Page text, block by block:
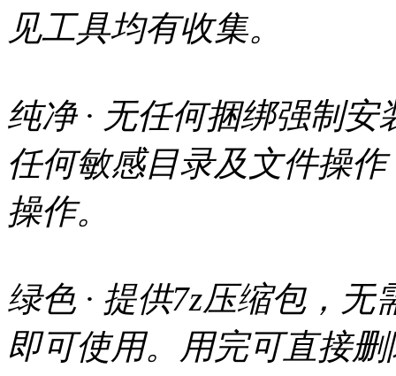
见工具均有收集。
纯净 · 无任何捆绑强制
任何敏感目录及文件操
操作。
绿色 · 提供7z压缩包，
即可使用。用完可直接